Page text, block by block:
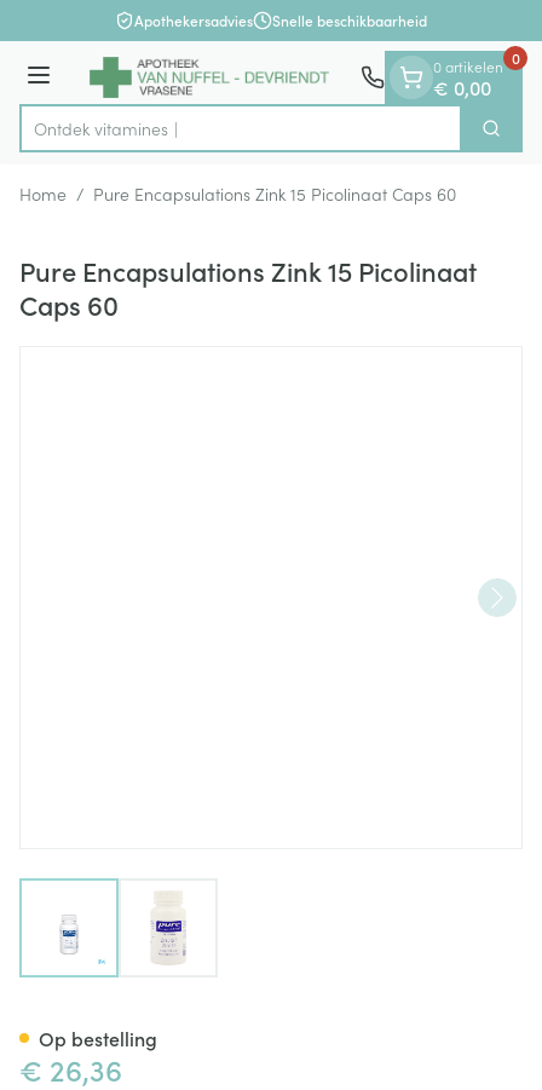
Ga naar de inhoudApothekersadvies Snelle beschikbaarheid
Menu
Product, merk, categorie...
Ontdek vi Zoek
0 artikelen
€ 0,00
0
Home / Pure Encapsulations Zink 15 Picolinaat Caps 60
Pure Encapsulations Zink 15 Picolinaat
Caps 60
View larger imageView larger image
€ 26,36
Op bestelling